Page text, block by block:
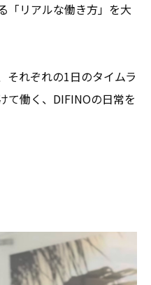
「リアルな働き方」を大
それぞれの1日のタイムラ
て働く、DIFINOの日常を